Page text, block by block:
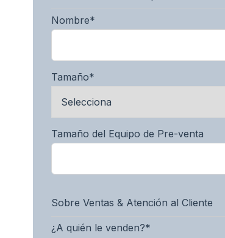
Nombre*
Tamaño*
Tamaño del Equipo de Pre-venta
Sobre Ventas & Atención al Cliente
¿A quién le venden?*